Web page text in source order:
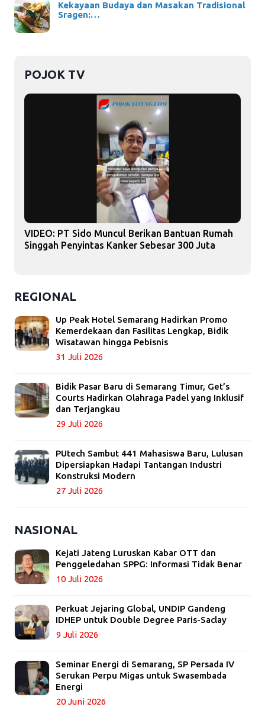
Kekayaan Budaya dan Masakan Tradisional
Sragen:…
POJOK TV
VIDEO: PT Sido Muncul Berikan Bantuan Rumah
Singgah Penyintas Kanker Sebesar 300 Juta
REGIONAL
Up Peak Hotel Semarang Hadirkan Promo
Kemerdekaan dan Fasilitas Lengkap, Bidik
Wisatawan hingga Pebisnis
31 Juli 2026
Bidik Pasar Baru di Semarang Timur, Get’s
Courts Hadirkan Olahraga Padel yang Inklusif
dan Terjangkau
29 Juli 2026
PUtech Sambut 441 Mahasiswa Baru, Lulusan
Dipersiapkan Hadapi Tantangan Industri
Konstruksi Modern
27 Juli 2026
NASIONAL
Kejati Jateng Luruskan Kabar OTT dan
Penggeledahan SPPG: Informasi Tidak Benar
10 Juli 2026
Perkuat Jejaring Global, UNDIP Gandeng
IDHEP untuk Double Degree Paris-Saclay
9 Juli 2026
Seminar Energi di Semarang, SP Persada IV
Serukan Perpu Migas untuk Swasembada
Energi
20 Juni 2026